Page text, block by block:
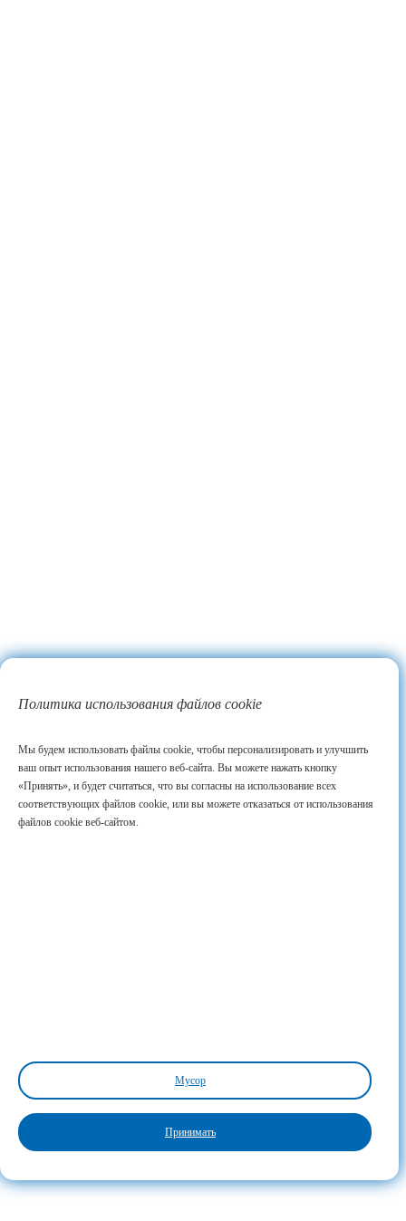
Политика использования файлов cookie
Мы будем использовать файлы cookie, чтобы персонализировать и улучшить
ваш опыт использования нашего веб-сайта. Вы можете нажать кнопку
«Принять», и будет считаться, что вы согласны на использование всех
соответствующих файлов cookie, или вы можете отказаться от использования
файлов cookie веб-сайтом.
Мусор
Принимать